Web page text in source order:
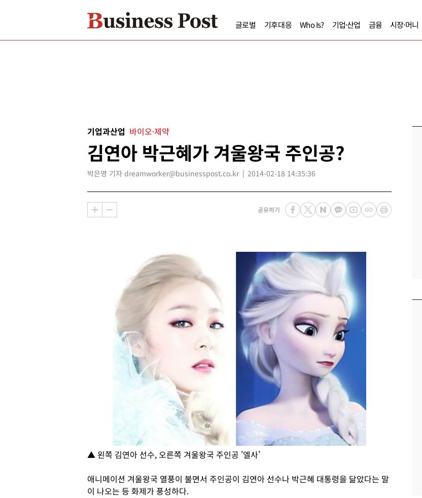
글로벌 기후대응 Who Is? 기업·산업 금융 시장·머니
기업과산업 바이오·제약
김연아 박근혜가 겨울왕국 주인공?
박은영 기자 dreamworker@businesspost.co.kr 2014-02-18 14:35:36
공유하기
▲ 왼쪽 김연아 선수, 오른쪽 겨울왕국 주인공 '엘사'
애니메이션 겨울왕국 열풍이 불면서 주인공이 김연아 선수나 박근혜 대통령을 닮았다는 말
이 나오는 등 화제가 풍성하다.